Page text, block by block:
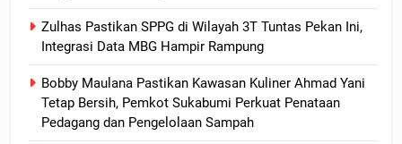
Zulhas Pastikan SPPG di Wilayah 3T Tuntas Pekan Ini,
Integrasi Data MBG Hampir Rampung
Bobby Maulana Pastikan Kawasan Kuliner Ahmad Yani
Tetap Bersih, Pemkot Sukabumi Perkuat Penataan
Pedagang dan Pengelolaan Sampah